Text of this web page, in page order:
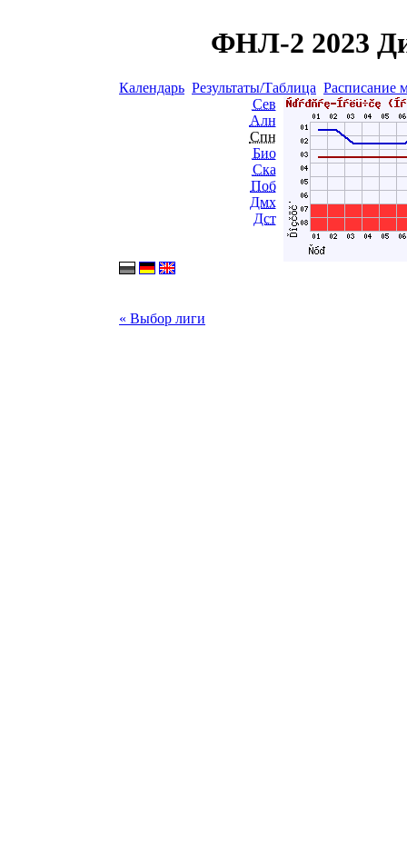
ФНЛ-2 2023
Календарь Результаты/Таблица Расписание
Сев
Алн
Спн
Био
Ска
Поб
Дмх
Дст
« Выбор лиги